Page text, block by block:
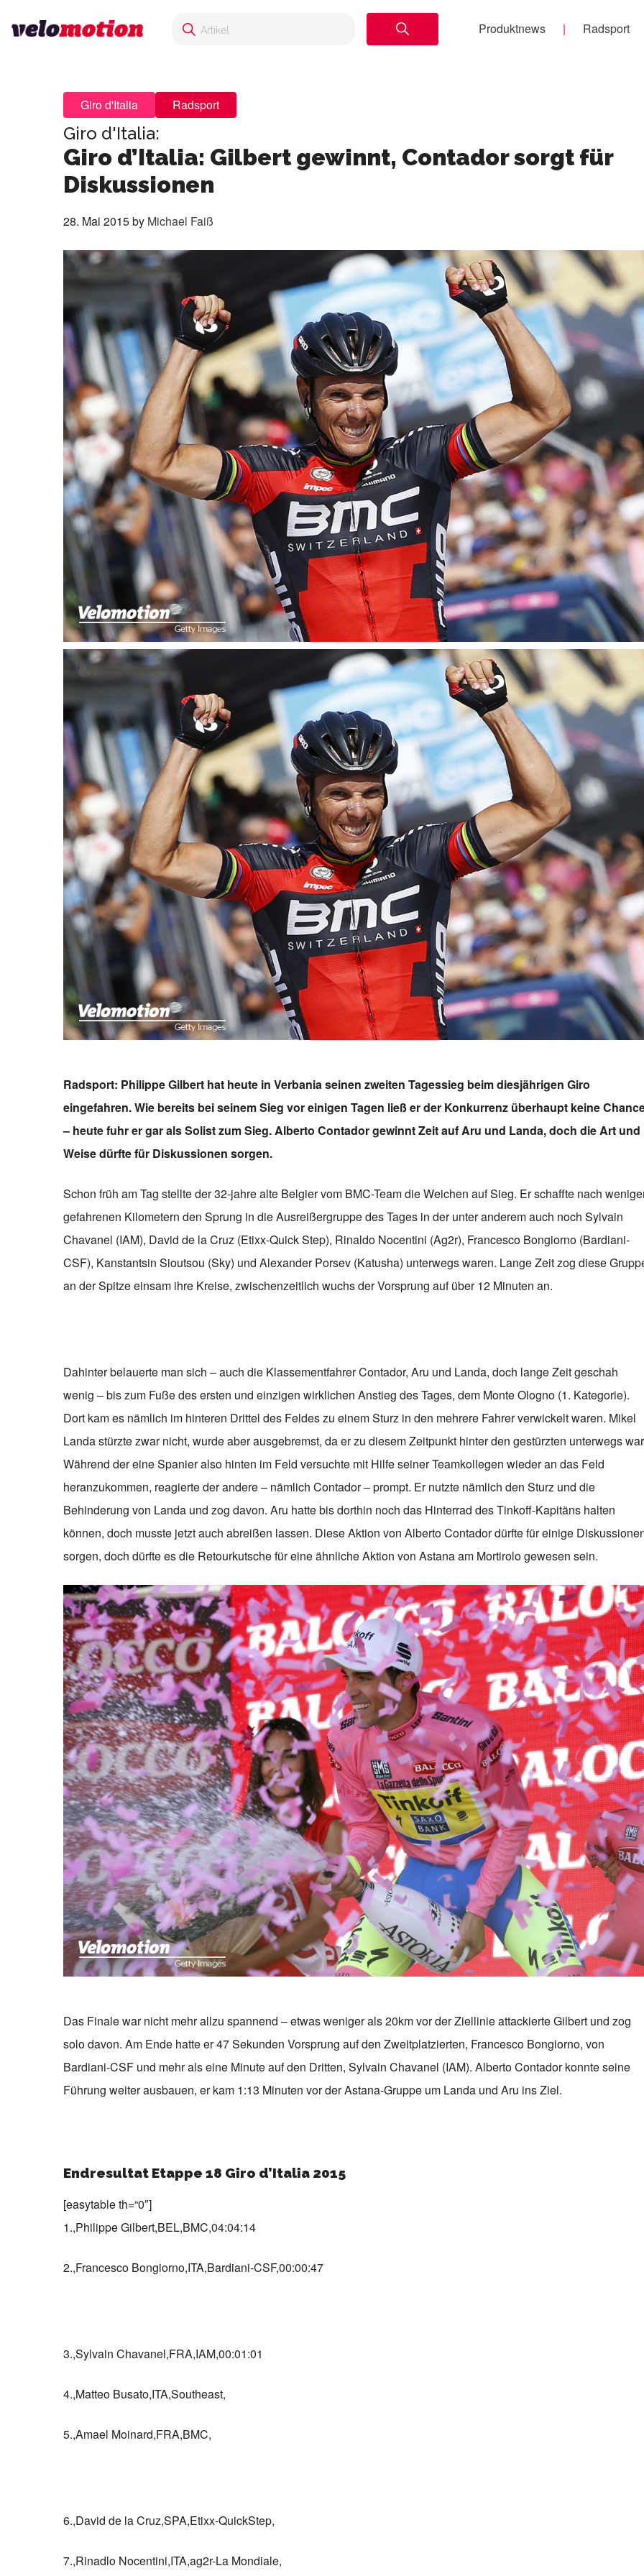
Produktnews Radsport
Giro d'Italia Radsport
Giro d'Italia:
Giro d’Italia: Gilbert gewinnt, Contador sorgt für
Diskussionen
28. Mai 2015by Michael Faiß
Radsport: Philippe Gilbert hat heute in Verbania seinen zweiten Tagessieg beim diesjährigen Giro
eingefahren. Wie bereits bei seinem Sieg vor einigen Tagen ließ er der Konkurrenz überhaupt keine
– heute fuhr er gar als Solist zum Sieg. Alberto Contador gewinnt Zeit auf Aru und Landa, doch die Art und
Weise dürfte für Diskussionen sorgen.
Schon früh am Tag stellte der 32-jahre alte Belgier vom BMC-Team die Weichen auf Sieg. Er schaffte nach
gefahrenen Kilometern den Sprung in die Ausreißergruppe des Tages in der unter anderem auch noch Sylvain
Chavanel (IAM), David de la Cruz (Etixx-Quick Step), Rinaldo Nocentini (Ag2r), Francesco Bongiorno (Bardiani-
CSF), Kanstantsin Sioutsou (Sky) und Alexander Porsev (Katusha) unterwegs waren. Lange Zeit zog diese
an der Spitze einsam ihre Kreise, zwischenzeitlich wuchs der Vorsprung auf über 12 Minuten an.
Dahinter belauerte man sich – auch die Klassementfahrer Contador, Aru und Landa, doch lange Zeit geschah
wenig – bis zum Fuße des ersten und einzigen wirklichen Anstieg des Tages, dem Monte Ologno (1. Kategorie).
Dort kam es nämlich im hinteren Drittel des Feldes zu einem Sturz in den mehrere Fahrer verwickelt waren. Mikel
Landa stürzte zwar nicht, wurde aber ausgebremst, da er zu diesem Zeitpunkt hinter den gestürzten unterwegs
Während der eine Spanier also hinten im Feld versuchte mit Hilfe seiner Teamkollegen wieder an das Feld
heranzukommen, reagierte der andere – nämlich Contador – prompt. Er nutzte nämlich den Sturz und die
Behinderung von Landa und zog davon. Aru hatte bis dorthin noch das Hinterrad des Tinkoff-Kapitäns halten
können, doch musste jetzt auch abreißen lassen. Diese Aktion von Alberto Contador dürfte für einige
sorgen, doch dürfte es die Retourkutsche für eine ähnliche Aktion von Astana am Mortirolo gewesen sein.
Das Finale war nicht mehr allzu spannend – etwas weniger als 20km vor der Ziellinie attackierte Gilbert und zog
solo davon. Am Ende hatte er 47 Sekunden Vorsprung auf den Zweitplatzierten, Francesco Bongiorno, von
Bardiani-CSF und mehr als eine Minute auf den Dritten, Sylvain Chavanel (IAM). Alberto Contador konnte seine
Führung weiter ausbauen, er kam 1:13 Minuten vor der Astana-Gruppe um Landa und Aru ins Ziel.
Endresultat Etappe 18 Giro d’Italia 2015
[easytable th=“0″]
1.,Philippe Gilbert,BEL,BMC,04:04:14
2.,Francesco Bongiorno,ITA,Bardiani-CSF,00:00:47
3.,Sylvain Chavanel,FRA,IAM,00:01:01
4.,Matteo Busato,ITA,Southeast,
5.,Amael Moinard,FRA,BMC,
6.,David de la Cruz,SPA,Etixx-QuickStep,
7.,Rinadlo Nocentini,ITA,ag2r-La Mondiale,